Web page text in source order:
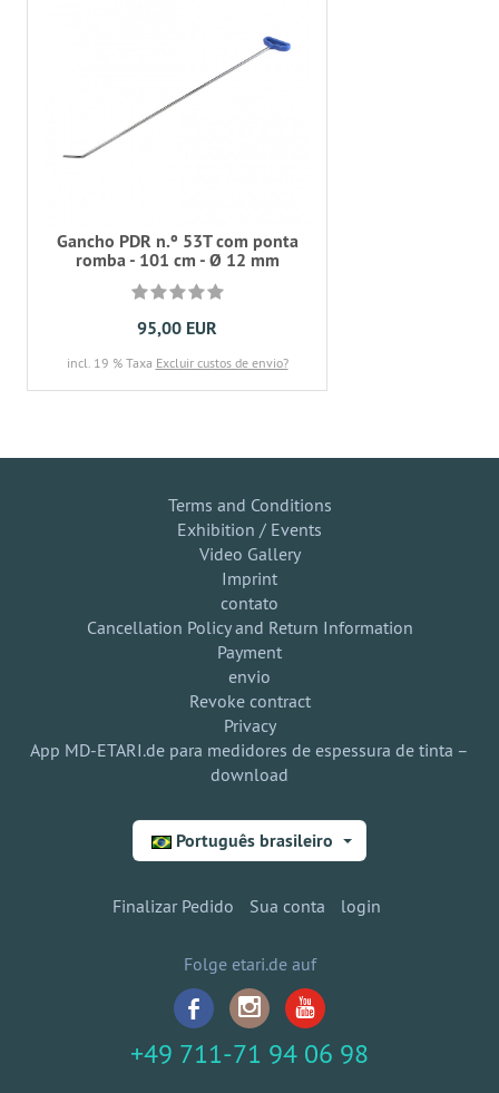
Gancho PDR n.º 53T com ponta
romba - 101 cm - Ø 12 mm
95,00 EUR
incl. 19 % Taxa Excluir custos de envio?
Terms and Conditions
Exhibition / Events
Video Gallery
Imprint
contato
Cancellation Policy and Return Information
Payment
envio
Revoke contract
Privacy
App MD-ETARI.de para medidores de espessura de tinta –
download
Português brasileiro
Finalizar Pedido Sua conta login
Folge etari.de auf
+49 711-71 94 06 98